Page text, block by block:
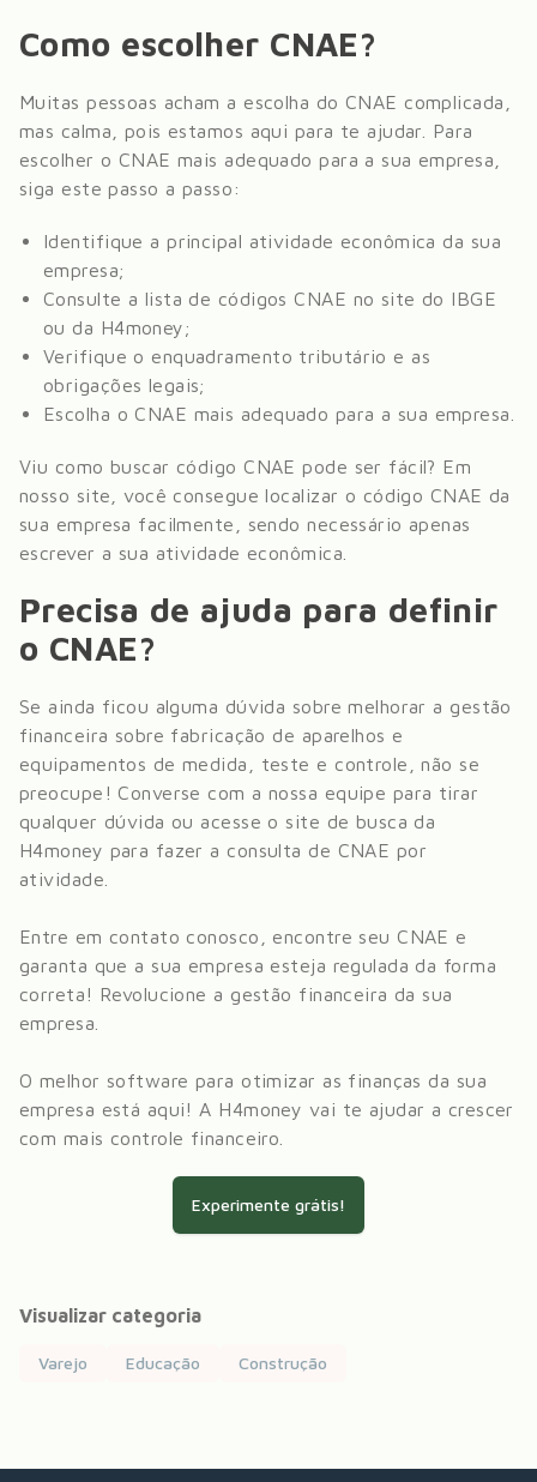
Como escolher CNAE?
Muitas pessoas acham a escolha do CNAE complicada,
mas calma, pois estamos aqui para te ajudar. Para
escolher o CNAE mais adequado para a sua empresa,
siga este passo a passo:
Identifique a principal atividade econômica da sua
empresa;
Consulte a lista de códigos CNAE no site do IBGE
ou da H4money;
Verifique o enquadramento tributário e as
obrigações legais;
Escolha o CNAE mais adequado para a sua empresa.
Viu como buscar código CNAE pode ser fácil? Em
nosso site, você consegue localizar o código CNAE da
sua empresa facilmente, sendo necessário apenas
escrever a sua atividade econômica.
Precisa de ajuda para definir
o CNAE?
Se ainda ficou alguma dúvida sobre melhorar a gestão
financeira sobre fabricação de aparelhos e
equipamentos de medida, teste e controle , não se
preocupe! Converse com a nossa equipe para tirar
qualquer dúvida ou acesse o site de busca da
H4money para fazer a consulta de CNAE por
atividade.
Entre em contato conosco, encontre seu CNAE e
garanta que a sua empresa esteja regulada da forma
correta! Revolucione a gestão financeira da sua
empresa.
O melhor software para otimizar as finanças da sua
empresa está aqui! A H4money vai te ajudar a crescer
com mais controle financeiro.
Experimente grátis!
Visualizar categoria
Varejo Educação Construção